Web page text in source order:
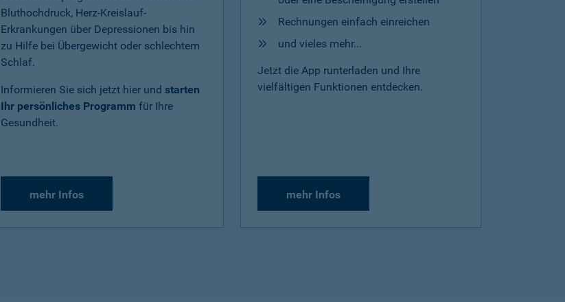
Bluthochdruck, Herz-Kreislauf-
Erkrankungen über Depressionen bis hin
zu Hilfe bei Übergewicht oder schlechtem
Schlaf.
Informieren Sie sich jetzt hier und starten
Ihr persönliches Programm für Ihre
Gesundheit.
mehr Infos
Rechnungen einfach einreichen
und vieles mehr...
Jetzt die App runterladen und Ihre
vielfältigen Funktionen entdecken.
mehr Infos